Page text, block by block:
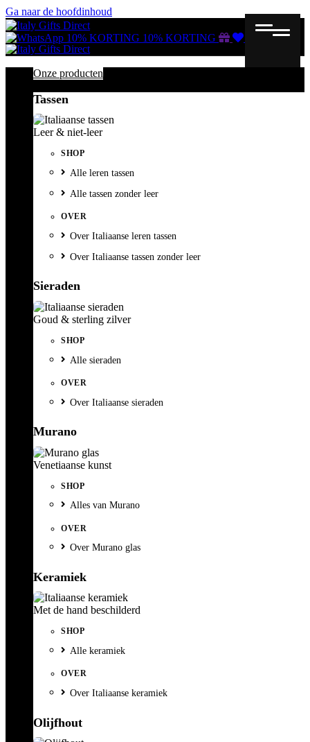
Ga naar de hoofdinhoud
10% KORTING 10% KORTING Gutscheine
Wunschliste
Warenkorb
Onze producten
Tassen
Leer & niet-leer
SHOP
Alle leren tassen
Alle tassen zonder leer
OVER
Over Italiaanse leren tassen
Over Italiaanse tassen zonder leer
Sieraden
Goud & sterling zilver
SHOP
Alle sieraden
OVER
Over Italiaanse sieraden
Murano
Venetiaanse kunst
SHOP
Alles van Murano
OVER
Over Murano glas
Keramiek
Met de hand beschilderd
SHOP
Alle keramiek
OVER
Over Italiaanse keramiek
Olijfhout